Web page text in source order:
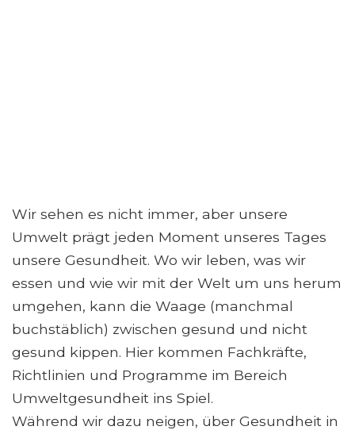
Wir sehen es nicht immer, aber unsere
Umwelt prägt jeden Moment unseres Tages
unsere Gesundheit. Wo wir leben, was wir
essen und wie wir mit der Welt um uns herum
umgehen, kann die Waage (manchmal
buchstäblich) zwischen gesund und nicht
gesund kippen. Hier kommen Fachkräfte,
Richtlinien und Programme im Bereich
Umweltgesundheit ins Spiel.
Während wir dazu neigen, über Gesundheit in